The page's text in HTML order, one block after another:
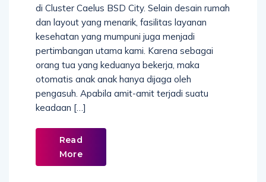
di Cluster Caelus BSD City. Selain desain rumah
dan layout yang menarik, fasilitas layanan
kesehatan yang mumpuni juga menjadi
pertimbangan utama kami. Karena sebagai
orang tua yang keduanya bekerja, maka
otomatis anak anak hanya dijaga oleh
pengasuh. Apabila amit-amit terjadi suatu
keadaan […]
Read
More